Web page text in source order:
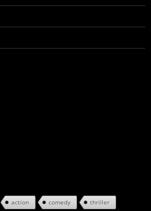
action comedy thriller